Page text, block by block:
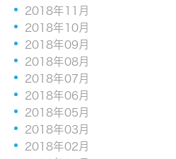
2018年11月
2018年10月
2018年09月
2018年08月
2018年07月
2018年06月
2018年05月
2018年03月
2018年02月